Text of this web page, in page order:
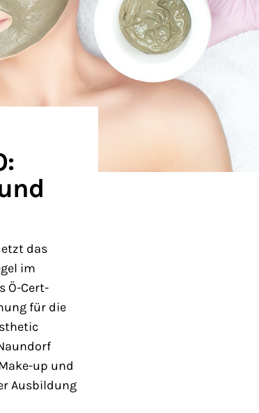
das
im
Ö-Cert-
für die
up und
Ausbildung